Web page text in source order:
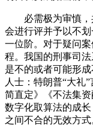
必需极为审慎，
会进行评并予以不
一位阶。对于疑问
程。我国的刑事司
是不的或者可能形
人士：特朗普“大礼
简直定》《不法集
数字化取算法的成
之间不合的无效方式